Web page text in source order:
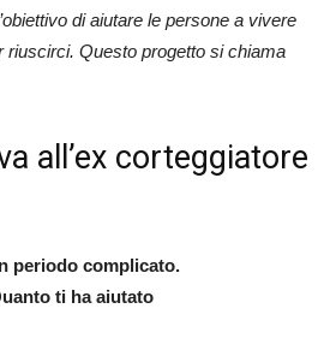
di aiutare le persone a vivere
riuscirci. Questo progetto si chiama
all’ex corteggiatore
periodo complicato.
ti ha aiutato